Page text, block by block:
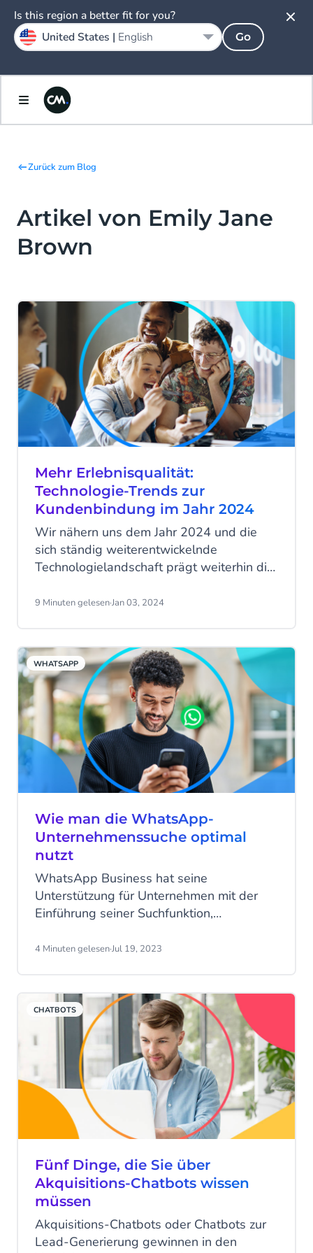
Zurück zum Blog
Artikel von Emily Jane
Brown
Mehr Erlebnisqualität:
Technologie-Trends zur
Kundenbindung im Jahr 2024
Wir nähern uns dem Jahr 2024 und die
sich ständig weiterentwickelnde
Technologielandschaft prägt weiterhin die
Unternehmen in Kontakt treten, sie
sogar, dass sich die Kundenerfahrung (CX)
zum ersten Mal seit drei Jahren verbessern
wird. Das bedeutet, dass 2024 ein
entscheidendes Jahr für das Engagement
sein wird, in dem jeder Berührungspunkt
zu einer entscheidenden Chance auf der
Customer Journey wird.
9 Minuten gelesen·Jan 03, 2024
WHATSAPP
Wie man die WhatsApp-
Unternehmenssuche optimal
nutzt
WhatsApp Business hat seine
Unterstützung für Unternehmen mit der
Einführung seiner Suchfunktion,
WhatsApp-Nutzer können jetzt ganz
Kunden schneller Antworten erhalten,
wann immer sie wollen. Aber was ist die
WhatsApp Business-Suche? Und wie
kann Ihr Unternehmen Kunden über die
Suchfunktion ansprechen?
4 Minuten gelesen·Jul 19, 2023
CHATBOTS
Fünf Dinge, die Sie über
Akquisitions-Chatbots wissen
müssen
Akquisitions-Chatbots oder Chatbots zur
Lead-Generierung gewinnen in den
Is this region a better fit for you?
United States | English Go